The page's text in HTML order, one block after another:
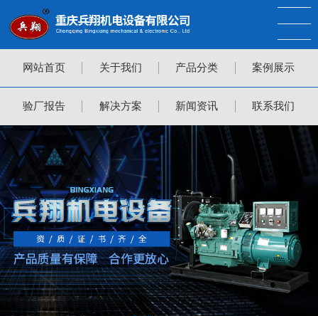
网站首页 关于我们 产品分类 案例展示
验厂报告 解决方案 新闻资讯 联系我们